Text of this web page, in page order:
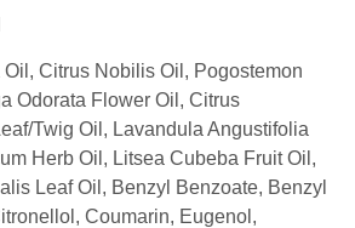
Citrus Nobilis Oil, Pogostemon
Odorata Flower Oil, Citrus
Twig Oil, Lavandula Angustifolia
Herb Oil, Litsea Cubeba Fruit Oil,
Leaf Oil, Benzyl Benzoate, Benzyl
Coumarin, Eugenol,